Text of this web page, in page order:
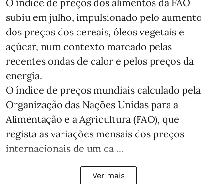
O índice de preços dos alimentos da FAO
subiu em julho, impulsionado pelo aumento
dos preços dos cereais, óleos vegetais e
açúcar, num contexto marcado pelas
recentes ondas de calor e pelos preços da
energia.
O índice de preços mundiais calculado pela
Organização das Nações Unidas para a
Alimentação e a Agricultura (FAO), que
regista as variações mensais dos preços
internacionais de um ca ...
Ver mais